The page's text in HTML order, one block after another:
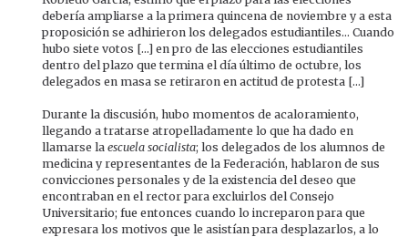
debería ampliarse a la primera quincena de noviembre y a esta
proposición se adhirieron los delegados estudiantiles... Cuando
hubo siete votos [...] en pro de las elecciones estudiantiles
dentro del plazo que termina el día último de octubre, los
delegados en masa se retiraron en actitud de protesta [...]
Durante la discusión, hubo momentos de acaloramiento,
llegando a tratarse atropelladamente lo que ha dado en
llamarse la escuela socialista; los delegados de los alumnos de
medicina y representantes de la Federación, hablaron de sus
convicciones personales y de la existencia del deseo que
encontraban en el rector para excluirlos del Consejo
Universitario; fue entonces cuando lo increparon para que
expresara los motivos que le asistían para desplazarlos, a lo